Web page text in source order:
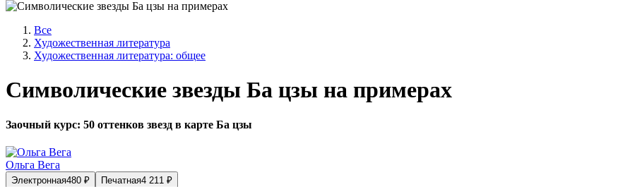
Все
Художественная литература
Художественная литература: общее
Символические звезды Ба цзы на примерах
Заочный курс: 50 оттенков звезд в карте Ба цзы
Ольга Вега
Электронная480 ₽ Печатная4 211 ₽